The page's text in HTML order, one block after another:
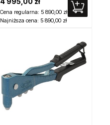
Cena regularna: 5 890,00 zł
Najniższa cena: 5 890,00 zł